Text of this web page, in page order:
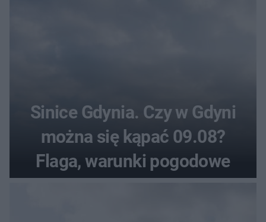
Sinice Gdynia. Czy w Gdyni
można się kąpać 09.08?
Flaga, warunki pogodowe